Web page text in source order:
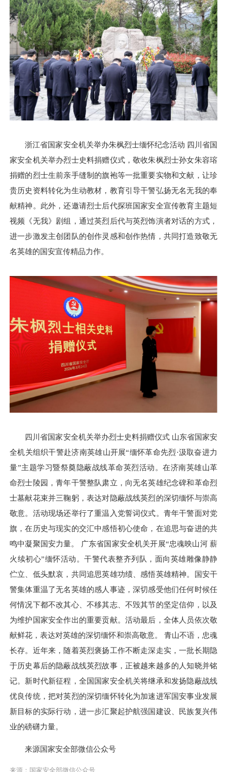
浙江省国家安全机关举办朱枫烈士缅怀纪念活动 四川省国
家安全机关举办烈士史料捐赠仪式，敬收朱枫烈士孙女朱容瑢
捐赠的烈士生前亲手缝制的旗袍等一批重要实物和文献，让珍
贵历史资料转化为生动教材，教育引导干警弘扬无名无我的奉
献精神。此外，还邀请烈士后代探班国家安全宣传教育主题短
视频《无我》剧组，通过英烈后代与英烈饰演者对话的方式，
进一步激发主创团队的创作灵感和创作热情，共同打造致敬无
名英雄的国安宣传精品力作。
四川省国家安全机关举办烈士史料捐赠仪式山东省国家安
全机关组织干警赴济南英雄山开展“缅怀革命先烈·汲取奋进力
量”主题学习暨祭奠隐蔽战线革命英烈活动。在济南英雄山革
命烈士陵园，青年干警整队肃立，向无名英雄纪念碑和革命烈
士墓献花束并三鞠躬，表达对隐蔽战线英烈的深切缅怀与崇高
敬意。活动现场还举行了重温入党誓词仪式。青年干警面对党
旗，在历史与现实的交汇中感悟初心使命，在追思与奋进的共
鸣中凝聚国安力量。 广东省国家安全机关开展“忠魂映山河 薪
火续初心”缅怀活动。干警代表整齐列队，面向英雄雕像静静
伫立、低头默哀，共同追思英雄功绩、感悟英雄精神。国安干
警集体重温了无名英雄的感人事迹，深切感受他们任何时候任
何情况下都不改其心、不移其志、不毁其节的坚定信仰，以及
为维护国家安全作出的重要贡献。活动最后，全体人员依次敬
献鲜花，表达对英雄的深切缅怀和崇高敬意。 青山不语，忠魂
长存。近年来，随着英烈褒扬工作不断走深走实，一批长期隐
于历史幕后的隐蔽战线英烈故事，正被越来越多的人知晓并铭
记。新时代新征程，全国国家安全机关将继承和发扬隐蔽战线
优良传统，把对英烈的深切缅怀转化为加速进军国安事业发展
新目标的实际行动，进一步汇聚起护航强国建设、民族复兴伟
业的磅礴力量。
来源国家安全部微信公众号
来源：国家安全部微信公众号